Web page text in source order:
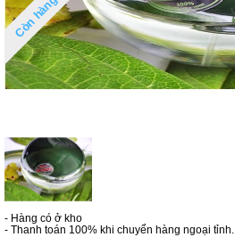
Còn hàng
- Hàng có ở kho
- Thanh toán 100% khi chuyển hàng ngoại tỉnh.